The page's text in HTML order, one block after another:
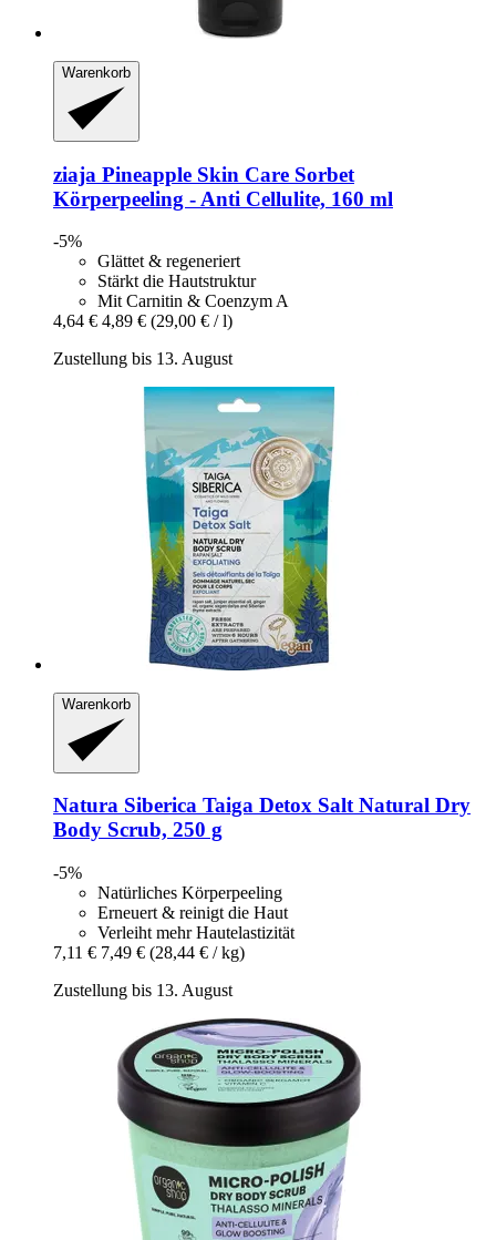
Warenkorb
ziaja Pineapple Skin Care Sorbet
Körperpeeling -​ Anti Cellulite, 160 ml
-5%
Glättet & regeneriert
Stärkt die Hautstruktur
Mit Carnitin & Coenzym A
4,64 € 4,89 € (29,00 € / l)
Zustellung bis 13. August
Warenkorb
Natura Siberica Taiga Detox Salt Natural Dry
Body Scrub, 250 g
-5%
Natürliches Körperpeeling
Erneuert & reinigt die Haut
Verleiht mehr Hautelastizität
7,11 € 7,49 € (28,44 € / kg)
Zustellung bis 13. August